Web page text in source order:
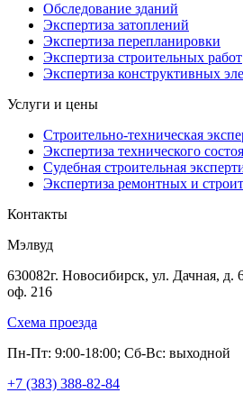
Обследование зданий
Экспертиза затоплений
Экспертиза перепланировки
Экспертиза строительных работ
Экспертиза конструктивных
Услуги и цены
Строительно-техническая
Экспертиза технического
Судебная строительная
Экспертиза ремонтных и
Контакты
Мэлвуд
630082г. Новосибирск, ул. Дачная, д.
оф. 216
Схема проезда
Пн-Пт: 9:00-18:00; Сб-Вс: выходной
+7 (383) 388-82-84